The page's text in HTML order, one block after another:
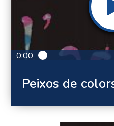
0:00
Peixos de